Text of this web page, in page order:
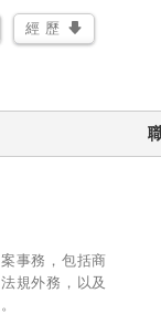
經 歷
事務，包括商
規外務，以及